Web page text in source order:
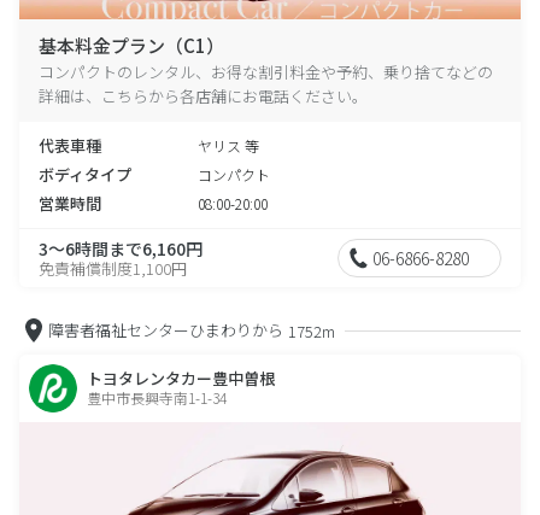
基本料金プラン（C1）
コンパクトのレンタル、お得な割引料金や予約、乗り捨てなどの
詳細は、こちらから各店舗にお電話ください。
代表車種 ヤリス 等
ボディタイプ コンパクト
営業時間 08:00-20:00
3～6時間まで6,160円
免責補償制度1,100円 06-6866-8280
障害者福祉センターひまわりから 1752m
トヨタレンタカー豊中曽根
豊中市長興寺南1-1-34